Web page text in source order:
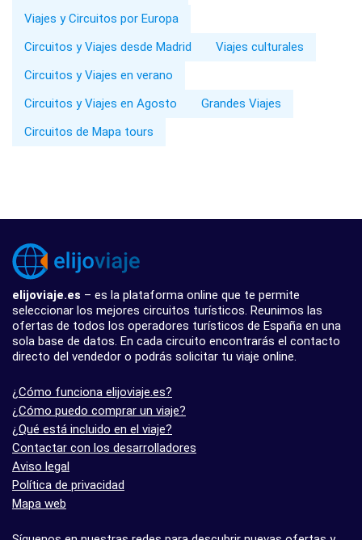
Viajes y Circuitos por Europa
Circuitos y Viajes desde Madrid
Viajes culturales
Circuitos y Viajes en verano
Circuitos y Viajes en Agosto
Grandes Viajes
Circuitos de Mapa tours
elijoviaje.es – es la plataforma online que te permite
seleccionar los mejores circuitos turísticos. Reunimos las
ofertas de todos los operadores turísticos de España en una
sola base de datos. En cada circuito encontrarás el contacto
directo del vendedor o podrás solicitar tu viaje online.
¿Cómo funciona elijoviaje.es?
¿Cómo puedo comprar un viaje?
¿Qué está incluido en el viaje?
Contactar con los desarrolladores
Aviso legal
Política de privacidad
Mapa web